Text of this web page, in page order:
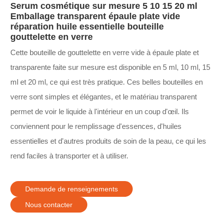
Serum cosmétique sur mesure 5 10 15 20 ml
Emballage transparent épaule plate vide
réparation huile essentielle bouteille
gouttelette en verre
Cette bouteille de gouttelette en verre vide à épaule plate et
transparente faite sur mesure est disponible en 5 ml, 10 ml, 15
ml et 20 ml, ce qui est très pratique. Ces belles bouteilles en
verre sont simples et élégantes, et le matériau transparent
permet de voir le liquide à l'intérieur en un coup d'œil. Ils
conviennent pour le remplissage d'essences, d'huiles
essentielles et d'autres produits de soin de la peau, ce qui les
rend faciles à transporter et à utiliser.
Demande de renseignements
Nous contacter